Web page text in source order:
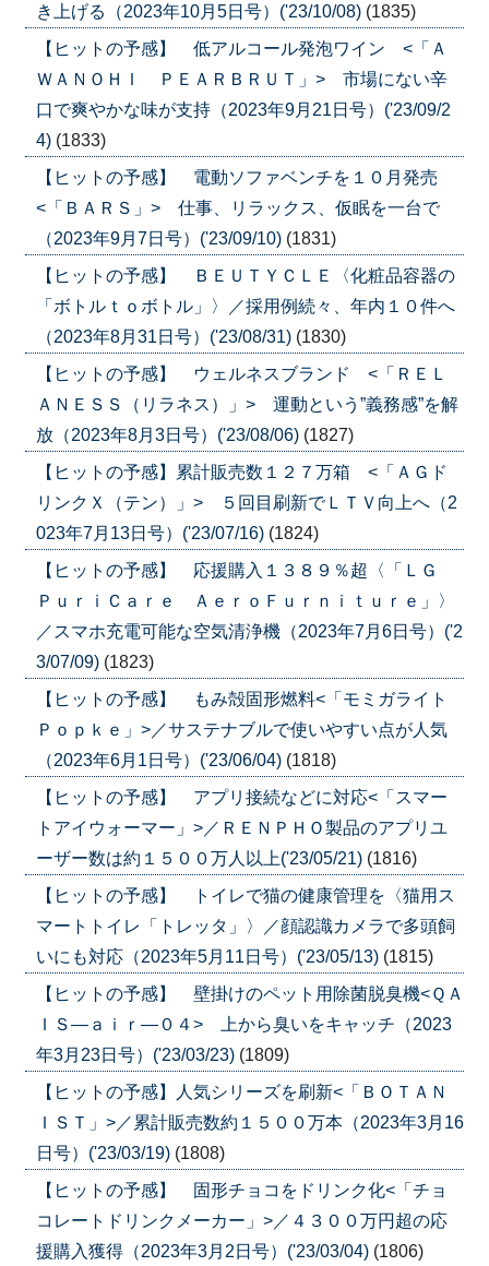
き上げる（2023年10月5日号）('23/10/08) (1835)
【ヒットの予感】 低アルコール発泡ワイン <「Ａ
ＷＡＮＯＨＩ ＰＥＡＲＢＲＵＴ」> 市場にない辛
口で爽やかな味が支持（2023年9月21日号）('23/09/2
4) (1833)
【ヒットの予感】 電動ソファベンチを１０月発売
<「ＢＡＲＳ」> 仕事、リラックス、仮眠を一台で
（2023年9月7日号）('23/09/10) (1831)
【ヒットの予感】 ＢＥＵＴＹＣＬＥ〈化粧品容器の
「ボトルｔｏボトル」〉／採用例続々、年内１０件へ
（2023年8月31日号）('23/08/31) (1830)
【ヒットの予感】 ウェルネスブランド <「ＲＥＬ
ＡＮＥＳＳ（リラネス）」> 運動という”義務感”を解
放（2023年8月3日号）('23/08/06) (1827)
【ヒットの予感】累計販売数１２７万箱 <「ＡＧド
リンクＸ（テン）」> ５回目刷新でＬＴＶ向上へ（2
023年7月13日号）('23/07/16) (1824)
【ヒットの予感】 応援購入１３８９％超〈「ＬＧ
ＰｕｒｉＣａｒｅ ＡｅｒｏＦｕｒｎｉｔｕｒｅ」〉
／スマホ充電可能な空気清浄機（2023年7月6日号）('2
3/07/09) (1823)
【ヒットの予感】 もみ殻固形燃料<「モミガライト
Ｐｏｐｋｅ」>／サステナブルで使いやすい点が人気
（2023年6月1日号）('23/06/04) (1818)
【ヒットの予感】 アプリ接続などに対応<「スマー
トアイウォーマー」>／ＲＥＮＰＨＯ製品のアプリユ
ーザー数は約１５００万人以上('23/05/21) (1816)
【ヒットの予感】 トイレで猫の健康管理を〈猫用ス
マートトイレ「トレッタ」〉／顔認識カメラで多頭飼
いにも対応（2023年5月11日号）('23/05/13) (1815)
【ヒットの予感】 壁掛けのペット用除菌脱臭機<ＱＡ
ＩＳ―ａｉｒ―０４> 上から臭いをキャッチ（2023
年3月23日号）('23/03/23) (1809)
【ヒットの予感】人気シリーズを刷新<「ＢＯＴＡＮ
ＩＳＴ」>／累計販売数約１５００万本（2023年3月16
日号）('23/03/19) (1808)
【ヒットの予感】 固形チョコをドリンク化<「チョ
コレートドリンクメーカー」>／４３００万円超の応
援購入獲得（2023年3月2日号）('23/03/04) (1806)